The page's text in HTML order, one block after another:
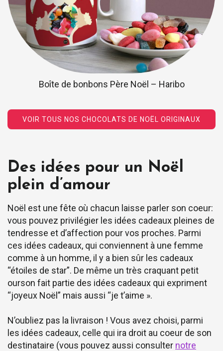
Boîte de bonbons Père Noël – Haribo
VOIR TOUS NOS CHOCOLATS DE NOËL ORIGINAUX
Des idées pour un Noël
plein d’amour
Noël est une fête où chacun laisse parler son coeur:
vous pouvez privilégier les idées cadeaux pleines de
tendresse et d’affection pour vos proches. Parmi
ces idées cadeaux, qui conviennent à une femme
comme à un homme, il y a bien sûr les cadeaux
“étoiles de star”. De même un très craquant petit
ourson fait partie des idées cadeaux qui expriment
“joyeux Noël” mais aussi “je t’aime ».
N’oubliez pas la livraison ! Vous avez choisi, parmi
les idées cadeaux, celle qui ira droit au coeur de son
destinataire (vous pouvez aussi consulter notre